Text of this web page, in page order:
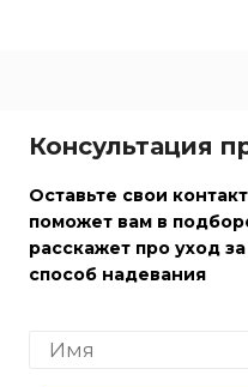
Консультация
Оставьте свои
поможет вам в
расскажет про уход
способ надевания